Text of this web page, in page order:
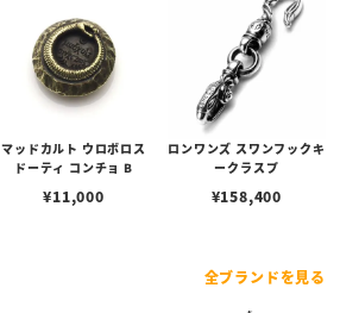
マッドカルト ウロボロス
ドーティ コンチョ B
¥11,000
ロンワンズ スワンフックキ
ークラスプ
¥158,400
全ブランドを見る